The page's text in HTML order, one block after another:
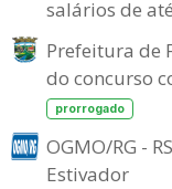
salários de
Prefeitura de
do concurso
prorrogado
OGMO/RG -
Estivador